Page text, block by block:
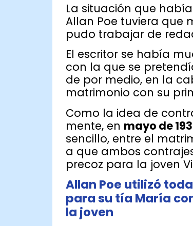
La situación que
Allan Poe tuviera que
pudo trabajar de
El escritor se había
con la que se
de por medio, en la
matrimonio con su
Como la idea de
mente, en mayo de
sencillo, entre el
a que ambos
precoz para la joven
Allan Poe utilizó
para su tía María
la joven